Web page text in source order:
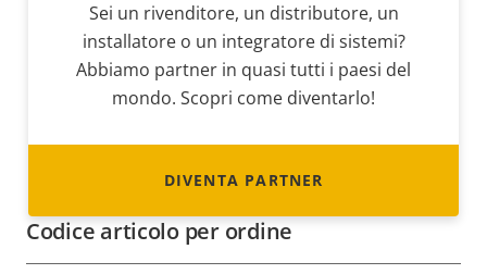
Sei un rivenditore, un distributore, un
installatore o un integratore di sistemi?
Abbiamo partner in quasi tutti i paesi del
mondo. Scopri come diventarlo!
DIVENTA PARTNER
Codice articolo per ordine